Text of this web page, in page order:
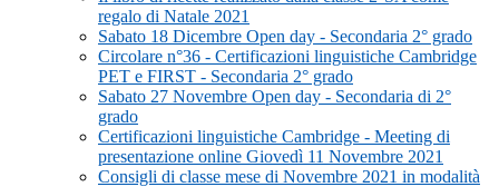
regalo di Natale 2021
Sabato 18 Dicembre Open day - Secondaria 2° grado
Circolare n°36 - Certificazioni linguistiche Cambridge
PET e FIRST - Secondaria 2° grado
Sabato 27 Novembre Open day - Secondaria di 2°
grado
Certificazioni linguistiche Cambridge - Meeting di
presentazione online Giovedì 11 Novembre 2021
Consigli di classe mese di Novembre 2021 in modalità